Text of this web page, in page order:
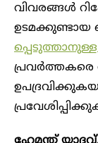
വിവരങ്ങൾ
പ്പെടുത്താനുള്ള
പ്രവർത്തകരെ